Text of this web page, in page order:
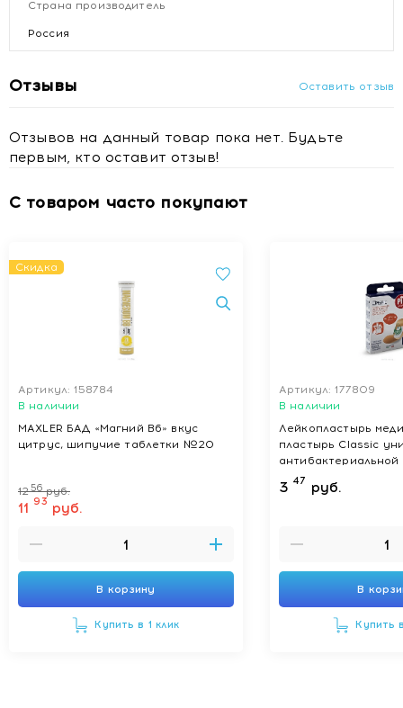
Купить БАД Витаботаника Расторопши экстракт
Страна производитель
Россия
Отзывы Оставить отзыв
Отзывов на данный товар пока нет. Будьте
первым, кто оставит отзыв!
С товаром часто покупают
Скидка
Артикул: 158784
В наличии
MAXLER БАД «Магний В6» вкус
цитрус, шипучие таблетки №20
1256 руб.
11 93 руб.
В корзину
Купить в 1 клик
Артикул: 177809
В наличии
Лейкопластырь
пластырь Classic
размеры, мм: 25 х
3 47 руб.
В
Купить